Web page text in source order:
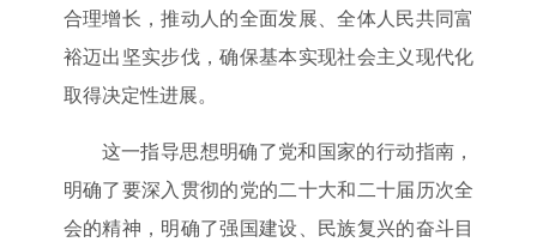
合理增长，推动人的全面发展、全体人民共同富
裕迈出坚实步伐，确保基本实现社会主义现代化
取得决定性进展。
这一指导思想明确了党和国家的行动指南，
明确了要深入贯彻的党的二十大和二十届历次全
会的精神，明确了强国建设、民族复兴的奋斗目